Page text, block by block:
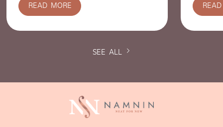
READ MORE
SEE ALL 